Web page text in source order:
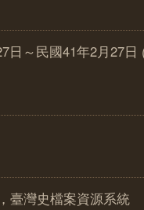
日～民國41年2月27日
臺灣史檔案資源系統